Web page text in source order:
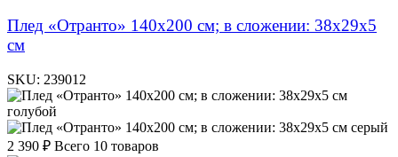
Плед «Отранто» 140х200 см; в сложении: 38х29х5
см
SKU: 239012
голубой
серый
2 390 ₽ Всего 10 товаров